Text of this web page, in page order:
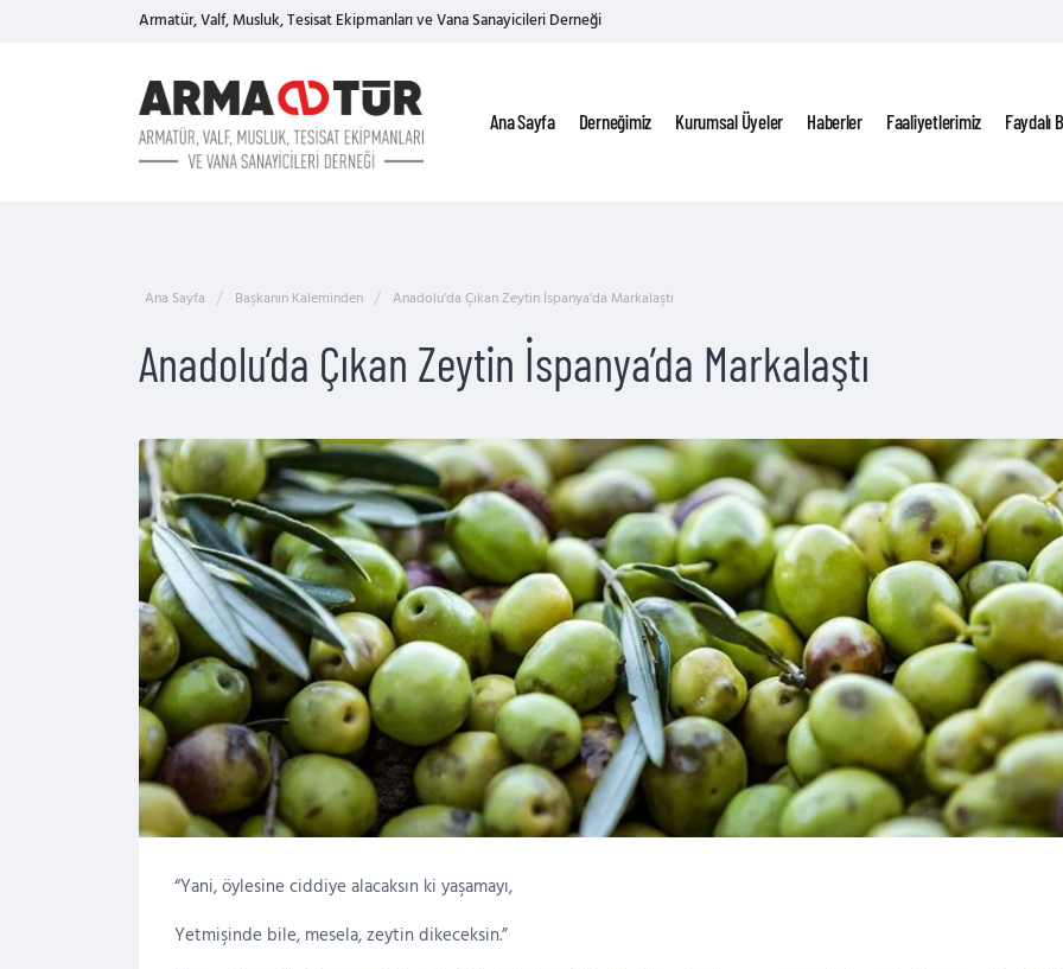
Armatür, Valf, Musluk, Tesisat Ekipmanları ve Vana Sanayicileri Derneği
Ana Sayfa Derneğimiz Kurumsal Üyeler Haberler Faaliyetlerimiz Faydalı
Ana Sayfa Başkanın Kaleminden Anadolu’da Çıkan Zeytin İspanya’da Markalaştı
Anadolu’da Çıkan Zeytin İspanya’da Markalaştı
“Yani, öylesine ciddiye alacaksın ki yaşamayı,
Yetmişinde bile, mesela, zeytin dikeceksin.”